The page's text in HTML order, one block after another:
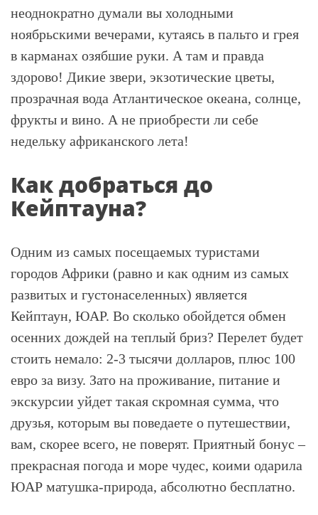
неоднократно думали вы холодными
ноябрьскими вечерами, кутаясь в пальто и грея
в карманах озябшие руки. А там и правда
здорово! Дикие звери, экзотические цветы,
прозрачная вода Атлантическое океана, солнце,
фрукты и вино. А не приобрести ли себе
недельку африканского лета!
Как добраться до
Кейптауна?
Одним из самых посещаемых туристами
городов Африки (равно и как одним из самых
развитых и густонаселенных) является
Кейптаун, ЮАР. Во сколько обойдется обмен
осенних дождей на теплый бриз? Перелет будет
стоить немало: 2-3 тысячи долларов, плюс 100
евро за визу. Зато на проживание, питание и
экскурсии уйдет такая скромная сумма, что
друзья, которым вы поведаете о путешествии,
вам, скорее всего, не поверят. Приятный бонус –
прекрасная погода и море чудес, коими одарила
ЮАР матушка-природа, абсолютно бесплатно.